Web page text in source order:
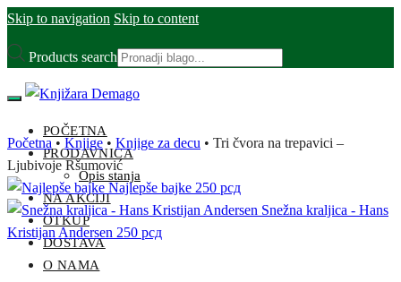
Skip to navigation Skip to content
Products search
POČETNA
PRODAVNICA
Opis stanja
NA AKCIJI
OTKUP
DOSTAVA
O NAMA
Početna • Knjige • Knjige za decu • Tri čvora na trepavici –
Ljubivoje Ršumović
Najlepše bajke 250 рсд
Snežna kraljica - Hans
Kristijan Andersen 250 рсд